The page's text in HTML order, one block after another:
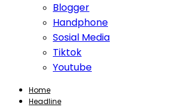
Blogger
Handphone
Sosial Media
Tiktok
Youtube
Home
Headline